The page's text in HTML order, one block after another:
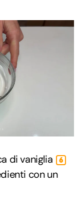
di vaniglia 6
con un